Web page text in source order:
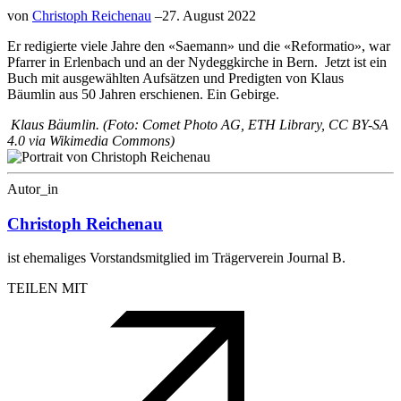
von Christoph Reichenau –27. August 2022
Er redigierte viele Jahre den «Saemann» und die «Reformatio», war
Pfarrer in Erlenbach und an der Nydeggkirche in Bern. Jetzt ist ein
Buch mit ausgewählten Aufsätzen und Predigten von Klaus
Bäumlin aus 50 Jahren erschienen. Ein Gebirge.
Klaus Bäumlin. (Foto: Comet Photo AG, ETH Library, CC BY-SA
4.0 via Wikimedia Commons)
Autor_in
Christoph Reichenau
ist ehemaliges Vorstandsmitglied im Trägerverein Journal B.
TEILEN MIT